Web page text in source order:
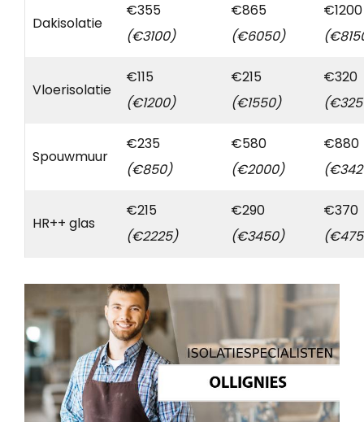
Dakisolatie
€355
(€3100)
€865
(€6050)
€1200
Vloerisolatie
€115
(€1200)
€215
(€1550)
€320
Spouwmuur
€235
(€850)
€580
(€2000)
€880
HR++ glas
€215
(€2225)
€290
(€3450)
€370